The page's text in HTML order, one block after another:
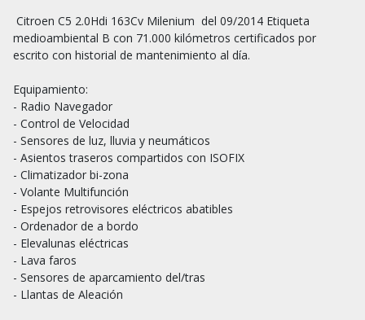
medioambiental B con 71.000 kilómetros certificados por
escrito con historial de mantenimiento al día.
Equipamiento:
- Radio Navegador
- Control de Velocidad
- Sensores de luz, lluvia y neumáticos
- Asientos traseros compartidos con ISOFIX
- Climatizador bi-zona
- Volante Multifunción
- Espejos retrovisores eléctricos abatibles
- Ordenador de a bordo
- Elevalunas eléctricas
- Lava faros
- Sensores de aparcamiento del/tras
- Llantas de Aleación